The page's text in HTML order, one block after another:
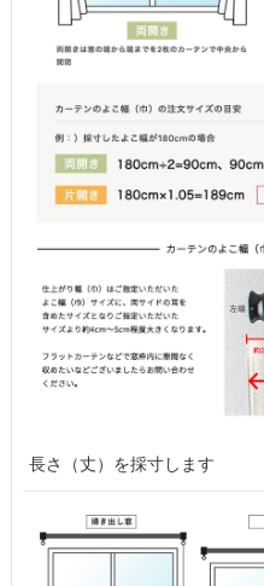
長さ（丈）を採寸します